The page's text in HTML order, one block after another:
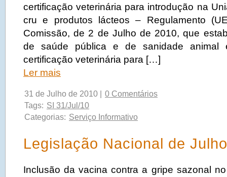
certificação veterinária para introdução na
cru e produtos lácteos – Regulamento
Comissão, de 2 de Julho de 2010, que
de saúde pública e de sanidade animal
certificação veterinária para […]
Ler mais
31 de Julho de 2010 |
0 Comentários
Tags: SI 31/Jul/10
Categorias: Serviço Informativo
Legislação Nacional de Julho
Inclusão da vacina contra a gripe sazonal